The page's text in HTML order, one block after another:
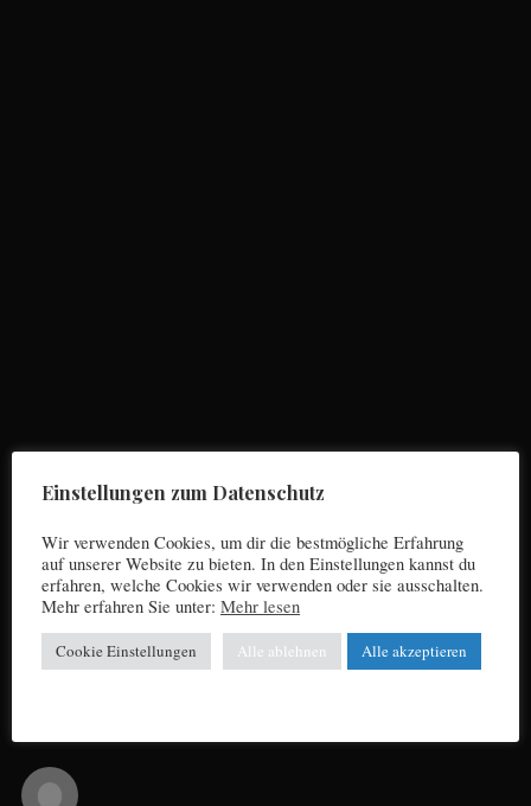
Impressum
Datenschutz
a
r
h
f
o
r
Einstellungen zum Datenschutz
Wir verwenden Cookies, um dir die bestmögliche Erfahrung
auf unserer Website zu bieten. In den Einstellungen kannst du
erfahren, welche Cookies wir verwenden oder sie ausschalten.
Mehr erfahren Sie unter: Mehr lesen
Cookie Einstellungen Alle ablehnen Alle akzeptieren